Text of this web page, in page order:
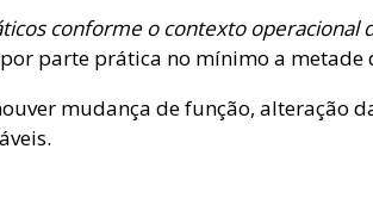
conforme o contexto operacional
parte prática no mínimo a metade
mudança de função,